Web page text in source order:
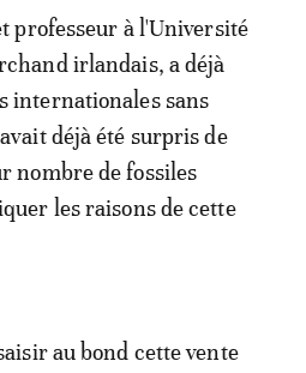
professeur à l'Université
irlandais, a déjà
internationales sans
déjà été surpris de
nombre de fossiles
les raisons de cette
au bond cette vente